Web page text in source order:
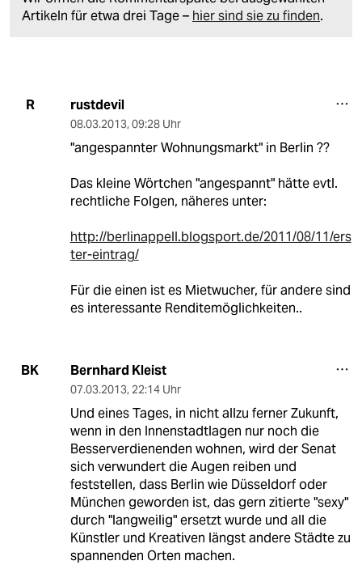
Artikeln für etwa drei Tage – hier sind sie zu finden.
R rustdevil
08.03.2013, 09:28 Uhr
"angespannter Wohnungsmarkt" in Berlin ??
Das kleine Wörtchen "angespannt" hätte evtl.
rechtliche Folgen, näheres unter:
http://berlinappell.blogsport.de/2011/08/11/ers
ter-eintrag/
Für die einen ist es Mietwucher, für andere sind
es interessante Renditemöglichkeiten..
BK Bernhard Kleist
07.03.2013, 22:14 Uhr
Und eines Tages, in nicht allzu ferner Zukunft,
wenn in den Innenstadtlagen nur noch die
Besserverdienenden wohnen, wird der Senat
sich verwundert die Augen reiben und
feststellen, dass Berlin wie Düsseldorf oder
München geworden ist, das gern zitierte "sexy"
durch "langweilig" ersetzt wurde und all die
Künstler und Kreativen längst andere Städte zu
spannenden Orten machen.